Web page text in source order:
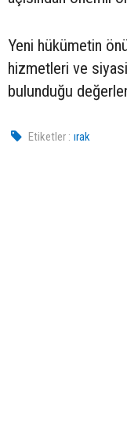
Yeni hükümetin
hizmetleri ve
bulunduğu
Etiketler : ırak